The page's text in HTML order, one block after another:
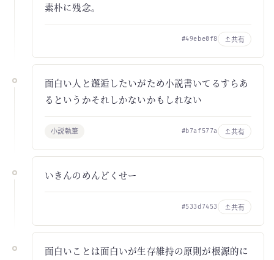
素朴に残念。
#49ebe0f8 共有
面白い人と邂逅したいがため小説書いてるすらあ
るというかそれしかないかもしれない
小説執筆 #b7af577a 共有
いきんのめんどくせー
#533d7453 共有
面白いことは面白いが生存維持の原則が根源的に